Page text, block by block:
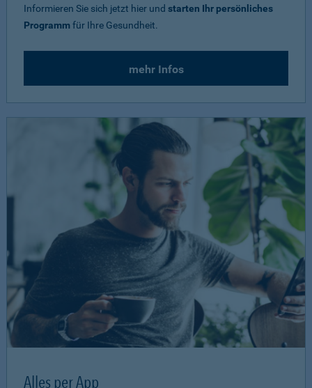
Informieren Sie sich jetzt hier und starten Ihr persönliches
Programmfür Ihre Gesundheit.
mehr Infos
Alles per App